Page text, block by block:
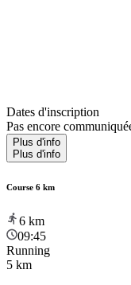
Dates d'inscription
Pas encore
Plus d'info
Plus d'info
Course 6 km
6 km
09:45
Running
5 km